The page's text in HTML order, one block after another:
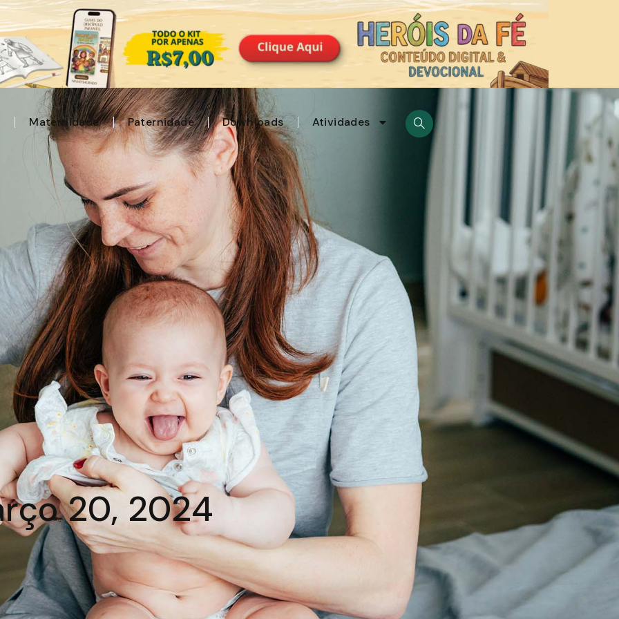
Maternidade Paternidade Downloads Atividades
20, 2024